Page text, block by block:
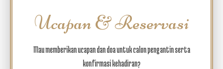
Ucapan & Reservasi
Mau memberikan ucapan dan doa untuk calon pengantin serta
konfirmasi kehadiran?